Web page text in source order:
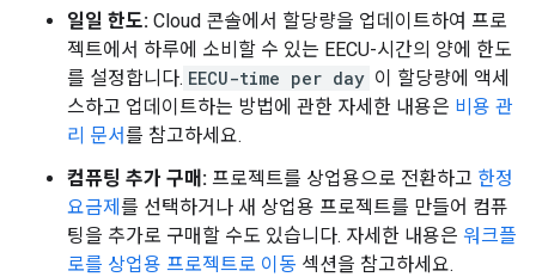
일일 한도: Cloud 콘솔에서 할당량을 업데이트하여 프로
젝트에서 하루에 소비할 수 있는 EECU-시간의 양에 한도
를 설정합니다. EECU-time per day 이 할당량에 액세
스하고 업데이트하는 방법에 관한 자세한 내용은 비용 관
리 문서를 참고하세요.
컴퓨팅 추가 구매: 프로젝트를 상업용으로 전환하고 한정
요금제 를 선택하거나 새 상업용 프로젝트를 만들어 컴퓨
팅을 추가로 구매할 수도 있습니다. 자세한 내용은 워크플
로를 상업용 프로젝트로 이동 섹션을 참고하세요.